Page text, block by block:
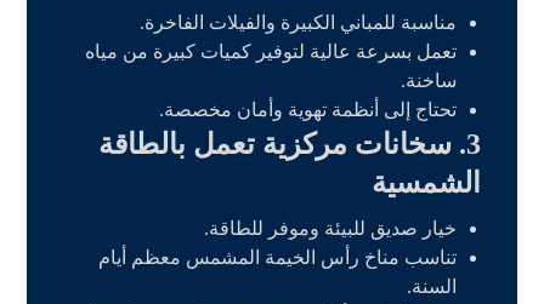
مناسبة للمباني الكبيرة والفيلات الفاخرة.
تعمل بسرعة عالية لتوفير كميات كبيرة من مياه
ساخنة.
تحتاج إلى أنظمة تهوية وأمان مخصصة.
3. سخانات مركزية تعمل بالطاقة
الشمسية
خيار صديق للبيئة وموفر للطاقة.
تناسب مناخ رأس الخيمة المشمس معظم أيام
السنة.